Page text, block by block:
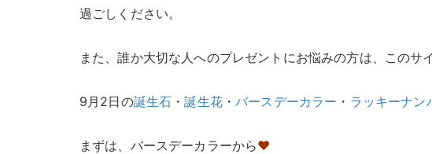
過ごしください。
また、誰か大切な人へのプレゼントにお悩みの方は、このサ
9月2日の誕生石 ・誕生花・バースデーカラー ・ ラッキーナン
まずは、バースデーカラーから♥